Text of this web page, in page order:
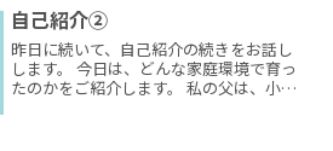
さらにここから、 ・国民年...
自己紹介②
昨日に続いて、自己紹介の続きをお話し
します。 今日は、どんな家庭環境で育っ
たのかをご紹介します。 私の父は、小さ